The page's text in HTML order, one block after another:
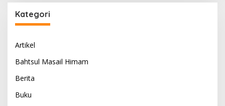
Kategori
Artikel
Bahtsul Masail Himam
Berita
Buku